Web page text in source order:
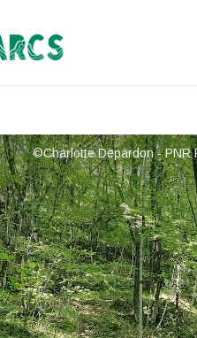
©Charlotte Depardon - PNR